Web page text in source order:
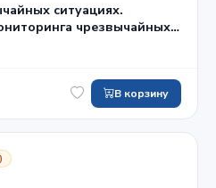
ситуациях.
чрезвычайных
характера. Общие
В корзину